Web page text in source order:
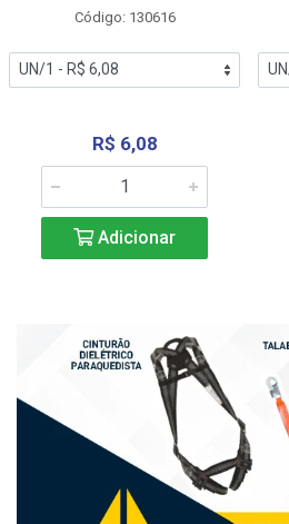
Código: 130616
R$ 6,08
Adicionar